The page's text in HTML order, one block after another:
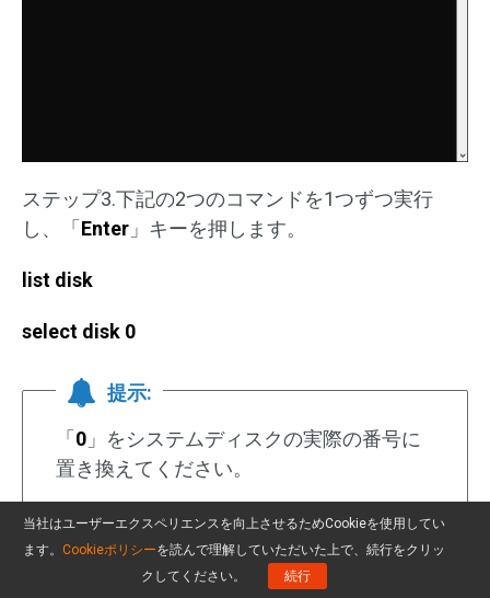
ステップ3.下記の2つのコマンドを1つずつ実行
し、「 Enter 」キーを押します。
list disk
select disk 0
提示:
「 0 」をシステムディスクの実際の番号に
置き換えてください。
ステップ4.以下のコマンドを順番に実行して、パ
当社はユーザーエクスペリエンスを向上させるためCookieを使用してい
ます。 Cookieポリシーを読んで理解していただいた上で、続行をクリッ
クしてください。
続行